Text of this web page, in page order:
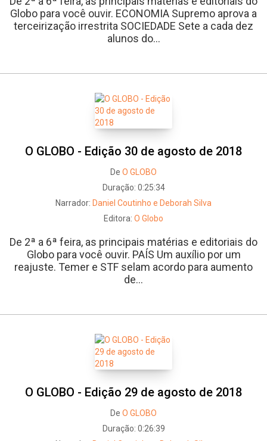
Globo para você ouvir. ECONOMIA Supremo aprova a
terceirização irrestrita SOCIEDADE Sete a cada dez
alunos do...
O GLOBO - Edição 30 de agosto de 2018
De O GLOBO
Duração: 0:25:34
Narrador: Daniel Coutinho e Deborah Silva
Editora: O Globo
De 2ª a 6ª feira, as principais matérias e editoriais do
Globo para você ouvir. PAÍS Um auxílio por um
reajuste. Temer e STF selam acordo para aumento
de...
O GLOBO - Edição 29 de agosto de 2018
De O GLOBO
Duração: 0:26:39